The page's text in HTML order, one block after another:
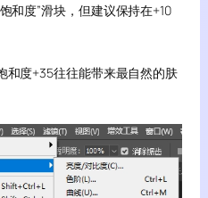
和度”滑块，但建议保持在+10
和度+35往往能带来最自然的肤